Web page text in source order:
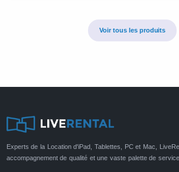
Voir tous les produits
Experts de la Location d'iPad, Tablettes, PC et Mac,
accompagnement de qualité et une vaste palette de